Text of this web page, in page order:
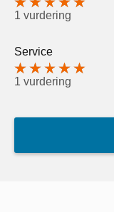
1 vurdering
Service
1 vurdering